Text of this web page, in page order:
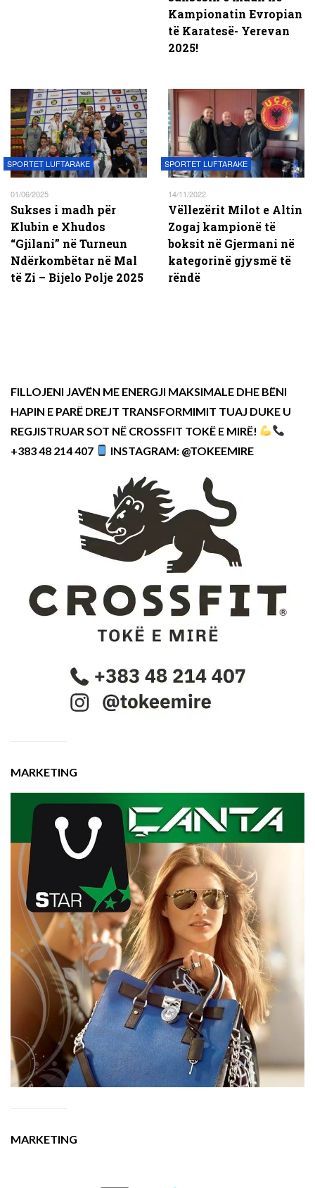
Kampionatin Evropian
të Karatesë- Yerevan
2025!
SPORTET LUFTARAKE
01/06/2025
Sukses i madh për
Klubin e Xhudos
“Gjilani” në Turneun
Ndërkombëtar në Mal
të Zi – Bijelo Polje 2025
SPORTET LUFTARAKE
14/11/2022
Vëllezërit Milot e Altin
Zogaj kampionë të
boksit në Gjermani në
kategorinë gjysmë të
rëndë
FILLOJENI JAVËN ME ENERGJI MAKSIMALE DHE BËNI
HAPIN E PARË DREJT TRANSFORMIMIT TUAJ DUKE U
REGJISTRUAR SOT NË CROSSFIT TOKË E MIRË!
+383 48 214 407
INSTAGRAM: @TOKEEMIRE
MARKETING
MARKETING